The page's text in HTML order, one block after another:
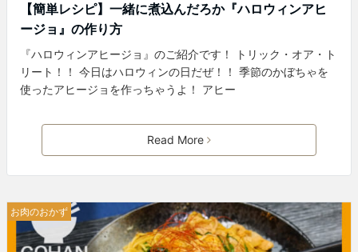
【簡単レシピ】一緒に煮込んだろか『ハロウィンアヒ
ージョ』の作り方
『ハロウィンアヒージョ』のご紹介です！ トリック・オア・ト
リート！！ 今日はハロウィンの日だぜ！！ 季節のかぼちゃを
使ったアヒージョを作っちゃうよ！ アヒー
Read More
お肉のおかず